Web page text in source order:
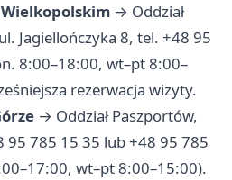
→ Oddział
Jagiellończyka 8, tel. +48 95
8:00–18:00, wt–pt 8:00–
rezerwacja wizyty.
→ Oddział Paszportów,
95 785 15 35 lub +48 95 785
wt–pt 8:00–15:00).